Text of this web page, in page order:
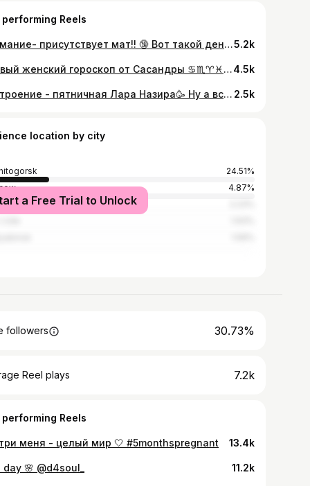
performing Reels
Внимание- присутствует мат!! 🔞 Вот такой день у моей шальной Поднимите ей настроение❤️❤️❤️ #вайн#вайны#прикол#юмор#ржач#ржака#ржунемогу#смешнодослез#смеш#шутки#смешноевидео#прикольноевидео#ржачноевидео#вайнер2020#вайны20205.2k
Первый женский гороскоп от Сасандры ♋♏♈♓♒ Не пожалей лайков❤️❤️❤️ Поделись с подругой Отметь подружку #гороскоп#женщины#полружки#девичник#вайн#вайны#смех#юмор#прикол#ржач#ржака#смешнревидео#прикольноевидео#ржунемогу#смешнодослез#вайнер2020#вайны20204.5k
Настроение - пятничная Лара Назира🥳 Ну а вся красота вокруг - это мой рай , хотите насладиться им , заходите на @stasygancho_garden #вайн#вайнер#прикол#юмор#пятница#выходной#смех#прикольноевидео#смешноевидео#шутки#ржака#ржач#танецживота#танцы#танец#восток#bellydance#dance 2.5k
location by city
24.51%
4.87%
Petersburg
a Free Trial to Unlock
followers 30.73%
Reel plays 7.2k
performing Reels
меня - целый мир 🤍 #5monthspregnant 13.4k
day 🌸 @d4soul_ 11.2k